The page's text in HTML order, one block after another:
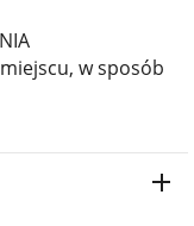
w sposób